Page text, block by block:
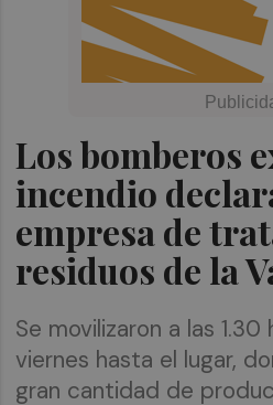
Los bomberos
incendio
empresa de
residuos de la
Se movilizaron a las
viernes hasta el lugar,
gran cantidad de